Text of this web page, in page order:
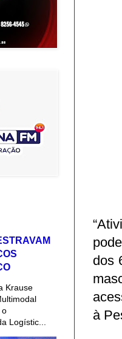
dos
à
Krause
o
Logístic...